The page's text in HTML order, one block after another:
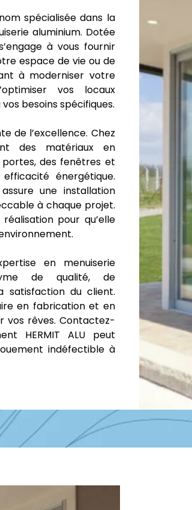
spécialisée dans la
aluminium. Dotée
à vous fournir
espace de vie ou de
à moderniser votre
vos locaux
besoins spécifiques.
de l’excellence. Chez
des matériaux en
des fenêtres et
énergétique.
une installation
à chaque projet.
pour qu’elle
en menuiserie
de qualité, de
satisfaction du client.
en fabrication et en
vos rêves. Contactez-
HERMIT ALU peut
indéfectible à